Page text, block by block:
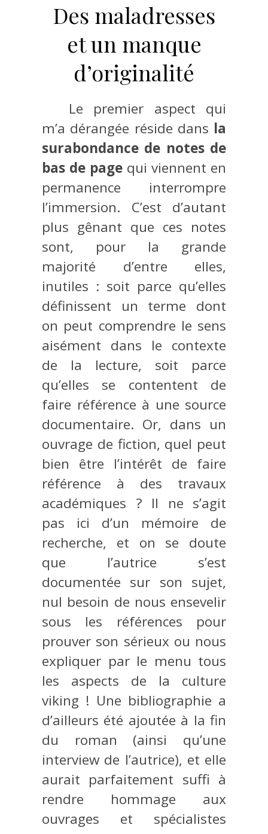
Des maladresses
et un manque
d’originalité
Le premier aspect qui
m’a dérangée réside dans la
surabondance de notes de
bas de page qui viennent en
permanence interrompre
l’immersion. C’est d’autant
plus gênant que ces notes
sont, pour la grande
majorité d’entre elles,
inutiles : soit parce qu’elles
définissent un terme dont
on peut comprendre le sens
aisément dans le contexte
de la lecture, soit parce
qu’elles se contentent de
faire référence à une source
documentaire. Or, dans un
ouvrage de fiction, quel peut
bien être l’intérêt de faire
référence à des travaux
académiques ? Il ne s’agit
pas ici d’un mémoire de
recherche, et on se doute
que l’autrice s’est
documentée sur son sujet,
nul besoin de nous ensevelir
sous les références pour
prouver son sérieux ou nous
expliquer par le menu tous
les aspects de la culture
viking ! Une bibliographie a
d’ailleurs été ajoutée à la fin
du roman (ainsi qu’une
interview de l’autrice), et elle
aurait parfaitement suffi à
rendre hommage aux
ouvrages et spécialistes